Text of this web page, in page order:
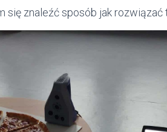
się znaleźć sposób jak